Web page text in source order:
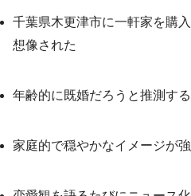
千葉県木更津市に一軒家を購
想像された
年齢的に既婚だろうと推測す
家庭的で穏やかなイメージが